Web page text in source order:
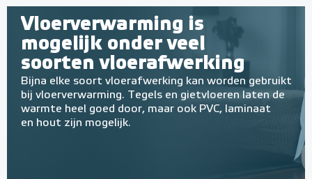
Vloerverwarming is
mogelijk onder veel
soorten vloerafwerking
Bijna elke soort vloerafwerking kan worden gebruikt
bij vloerverwarming. Tegels en gietvloeren laten de
warmte heel goed door, maar ook PVC, laminaat
en hout zijn mogelijk.